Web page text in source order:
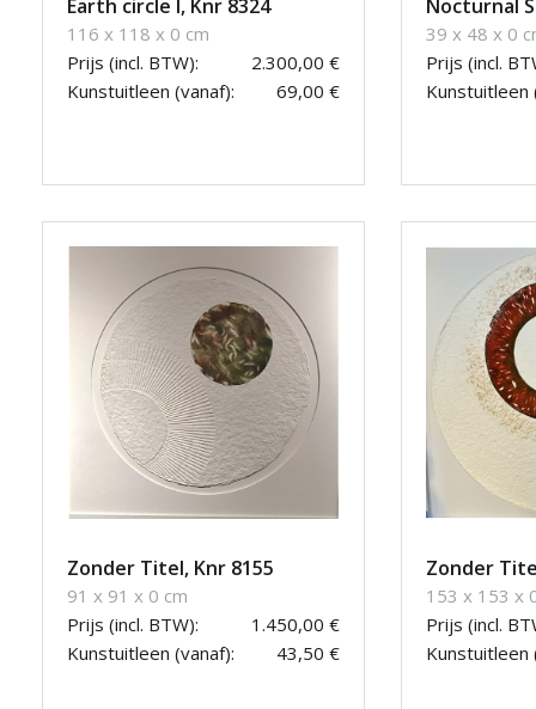
Earth circle I, Knr 8324
116 x 118 x 0 cm
Prijs (incl. BTW):
2.300,00 €
Kunstuitleen (vanaf):
69,00 €
Nocturnal
39 x 48 x 0
Prijs (incl.
Kunstuitleen
Zonder Titel, Knr 8155
91 x 91 x 0 cm
Prijs (incl. BTW):
1.450,00 €
Kunstuitleen (vanaf):
43,50 €
Zonder
153 x 153 x
Prijs (incl.
Kunstuitleen